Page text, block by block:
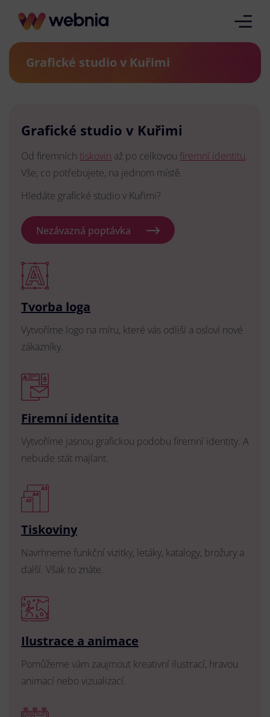
Grafické studio v Kuřimi
Grafické studio v Kuřimi
Od firemních tiskovin až po celkovou firemní identitu.
Vše, co potřebujete, na jednom místě.
Hledáte grafické studio v Kuřimi?
Nezávazná poptávka
Tvorba loga
Vytvoříme logo na míru, které vás odliší a osloví nové
zákazníky.
Firemní identita
Vytvoříme jasnou grafickou podobu firemní identity. A
nebude stát majlant.
Tiskoviny
Navrhneme funkční vizitky, letáky, katalogy, brožury a
další. Však to znáte.
Ilustrace a animace
Pomůžeme vám zaujmout kreativní ilustrací, hravou
animací nebo vizualizací.